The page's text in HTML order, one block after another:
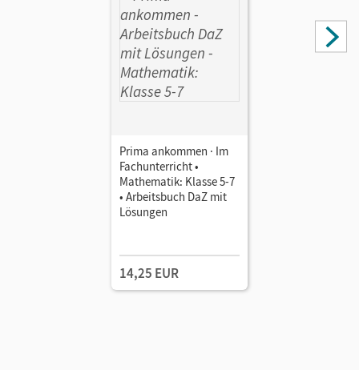
Prima ankommen · Im
Fachunterricht •
Mathematik: Klasse 5-7
• Arbeitsbuch DaZ mit
Lösungen
14,25 EUR